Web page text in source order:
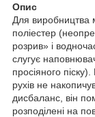
Опис
Для виробництва
поліестер
розрив» і
слугує
просіяного
рухів не
дисбаланс, він
розподілені на